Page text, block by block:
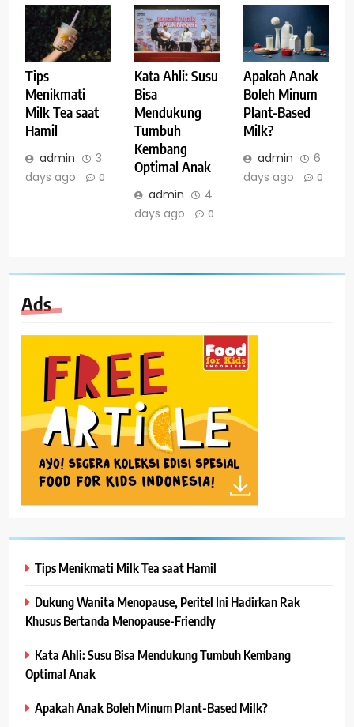
Tips
Menikmati
Milk Tea saat
Hamil
admin
3
days ago
0
Kata Ahli: Susu
Bisa
Mendukung
Tumbuh
Kembang
Optimal Anak
admin
4
days ago
0
Apakah Anak
Boleh Minum
Plant-Based
Milk?
admin
6
days ago
0
Ads
Tips Menikmati Milk Tea saat Hamil
Dukung Wanita Menopause, Peritel Ini Hadirkan Rak
Khusus Bertanda Menopause-Friendly
Kata Ahli: Susu Bisa Mendukung Tumbuh Kembang
Optimal Anak
Apakah Anak Boleh Minum Plant-Based Milk?